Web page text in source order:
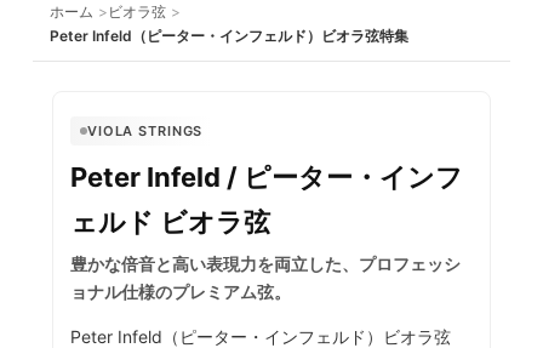
ホーム
ビオラ弦
Peter Infeld（ピーター・インフェルド）ビオラ弦特集
VIOLA STRINGS
Peter Infeld / ピーター・インフ
ェルド ビオラ弦
豊かな倍音と高い表現力を両立した、プロフェッシ
ョナル仕様のプレミアム弦。
Peter Infeld（ピーター・インフェルド）ビオラ弦